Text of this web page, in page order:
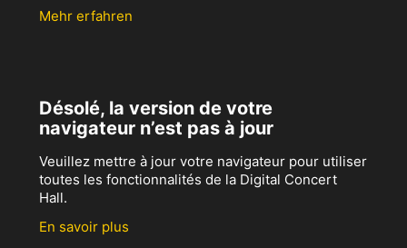
Mehr erfahren
Désolé, la version de votre
navigateur n’est pas à jour
Veuillez mettre à jour votre navigateur pour utiliser
toutes les fonctionnalités de la Digital Concert
Hall.
En savoir plus